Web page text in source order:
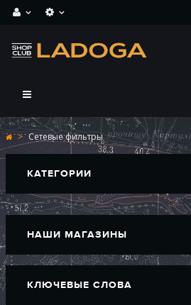
Переключить
> Сетевые фильтры
КАТЕГОРИИ
НАШИ МАГАЗИНЫ
КЛЮЧЕВЫЕ СЛОВА